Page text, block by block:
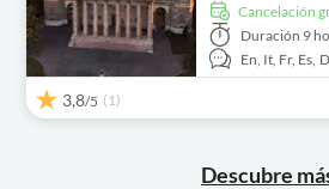
cancelación
Duración 9
En, It, Fr, Es,
3,8/5 (1)
Descubre